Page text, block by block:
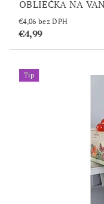
OBLIEČKA NA
€4,06 bez DPH
€4,99
Tip